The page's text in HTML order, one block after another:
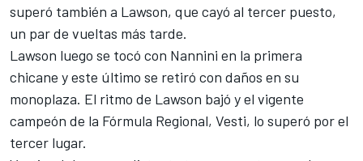
superó también a Lawson, que cayó al tercer puesto,
un par de vueltas más tarde.
Lawson luego se tocó con Nannini en la primera
chicane y este último se retiró con daños en su
monoplaza. El ritmo de Lawson bajó y el vigente
campeón de la Fórmula Regional, Vesti, lo superó por el
tercer lugar.